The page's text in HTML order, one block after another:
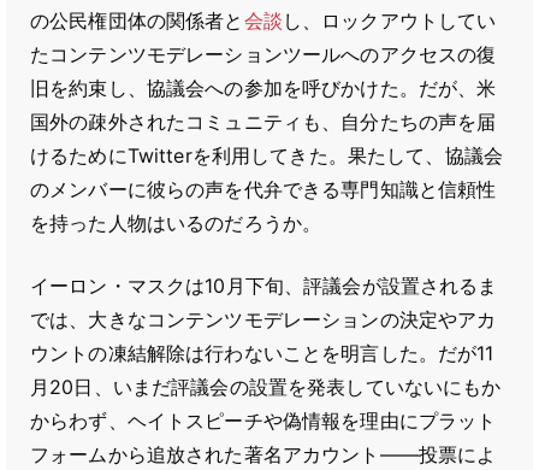
の公民権団体の関係者と 会談 し、ロックアウトしてい
たコンテンツモデレーションツールへのアクセスの復
旧を約束し、協議会への参加を呼びかけた。だが、米
国外の疎外されたコミュニティも、自分たちの声を届
けるためにTwitterを利用してきた。果たして、協議会
のメンバーに彼らの声を代弁できる専門知識と信頼性
を持った人物はいるのだろうか。
イーロン・マスクは10月下旬、評議会が設置されるま
では、大きなコンテンツモデレーションの決定やアカ
ウントの凍結解除は行わないことを明言した。だが11
月20日、いまだ評議会の設置を発表していないにもか
からわず、ヘイトスピーチや偽情報を理由にプラット
フォームから追放された著名アカウント――投票によ